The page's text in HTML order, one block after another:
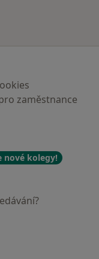
zaměstnance
nové kolegy!